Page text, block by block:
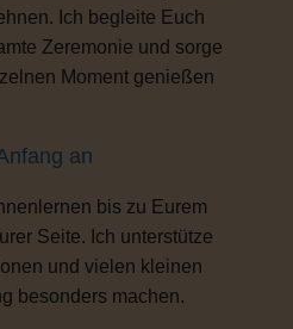
Ich begleite Euch
Zeremonie und sorge
Moment genießen
an
bis zu Eurem
Seite. Ich unterstütze
und vielen kleinen
besonders machen.